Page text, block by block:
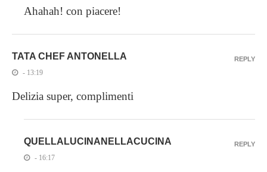
Ahahah! con piacere!
TATA CHEF ANTONELLA
- 13:19
Delizia super, complimenti
REPLY
QUELLALUCINANELLACUCINA
- 16:17
REPLY